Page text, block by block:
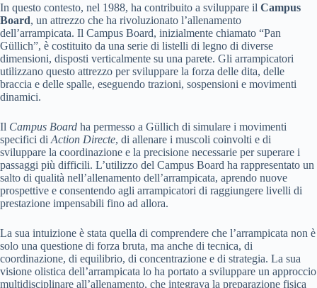
In questo contesto, nel 1988, ha contribuito a sviluppare il Campus
Board, un attrezzo che ha rivoluzionato l’allenamento
dell’arrampicata. Il Campus Board, inizialmente chiamato “Pan
Güllich”, è costituito da una serie di listelli di legno di diverse
dimensioni, disposti verticalmente su una parete. Gli arrampicatori
utilizzano questo attrezzo per sviluppare la forza delle dita, delle
braccia e delle spalle, eseguendo trazioni, sospensioni e movimenti
dinamici.
Il Campus Board ha permesso a Güllich di simulare i movimenti
specifici di Action Directe, di allenare i muscoli coinvolti e di
sviluppare la coordinazione e la precisione necessarie per superare i
passaggi più difficili. L’utilizzo del Campus Board ha rappresentato un
salto di qualità nell’allenamento dell’arrampicata, aprendo nuove
prospettive e consentendo agli arrampicatori di raggiungere livelli di
prestazione impensabili fino ad allora.
La sua intuizione è stata quella di comprendere che l’arrampicata non è
solo una questione di forza bruta, ma anche di tecnica, di
coordinazione, di equilibrio, di concentrazione e di strategia. La sua
visione olistica dell’arrampicata lo ha portato a sviluppare un approccio
multidisciplinare all’allenamento, che integrava la preparazione fisica